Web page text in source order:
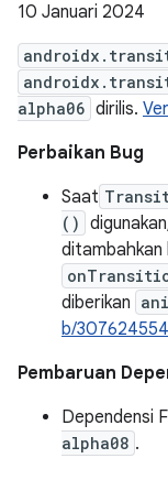
10 Januari 2024
alpha06 dirilis.
Perbaikan Bug
Saat
()
ditambahkan
diberikan
b/307624554
Pembaruan
Dependensi
alpha08 .